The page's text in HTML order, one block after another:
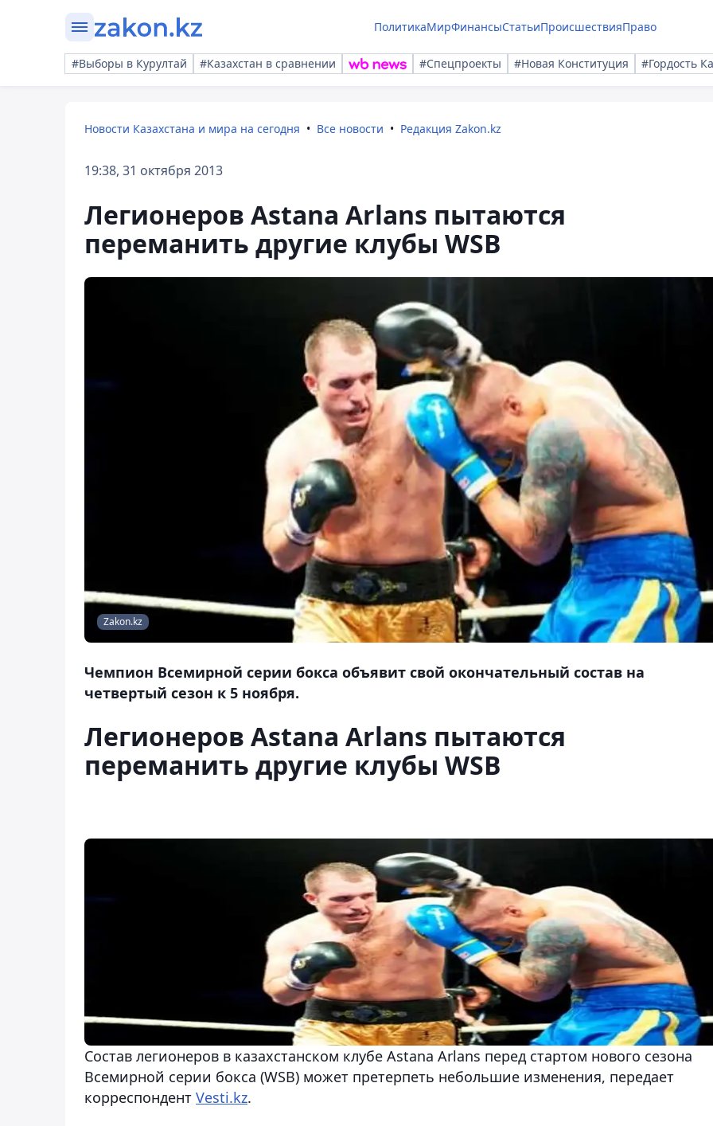
ПолитикаМирФинансыСтатьиПроисшествияПраво
#Выборы в Курултай #Казахстан в сравнении #Спецпроекты #Новая Конституция #Гордость
Новости Казахстана и мира на сегодня Все новости Редакция Zakon.kz
19:38, 31 октября 2013
Легионеров Astana Arlans пытаются
переманить другие клубы WSB
Zakon.kz
Чемпион Всемирной серии бокса объявит свой окончательный состав на
четвертый сезон к 5 ноября.
Легионеров Astana Arlans пытаются
переманить другие клубы WSB
Состав легионеров в казахстанском клубе Astana Arlans перед стартом нового сезона
Всемирной серии бокса (WSB) может претерпеть небольшие изменения, передает
корреспондент Vesti.kz.